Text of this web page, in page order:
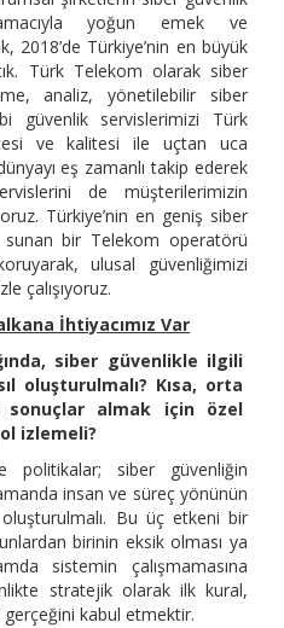
amacıyla yoğun emek ve
2018’de Türkiye’nin en büyük
Türk Telekom olarak siber
analiz, yönetilebilir siber
güvenlik servislerimizi Türk
ve kalitesi ile uçtan uca
eş zamanlı takip ederek
de müşterilerimizin
Türkiye’nin en geniş siber
bir Telekom operatörü
ulusal güvenliğimizi
çalışıyoruz.
İhtiyacımız Var
siber güvenlikle ilgili
oluşturulmalı? Kısa, orta
almak için özel
izlemeli?
politikalar; siber güvenliğin
insan ve süreç yönünün
Bu üç etkeni bir
birinin eksik olması ya
sistemin çalışmamasına
stratejik olarak ilk kural,
gerçeğini kabul etmektir.